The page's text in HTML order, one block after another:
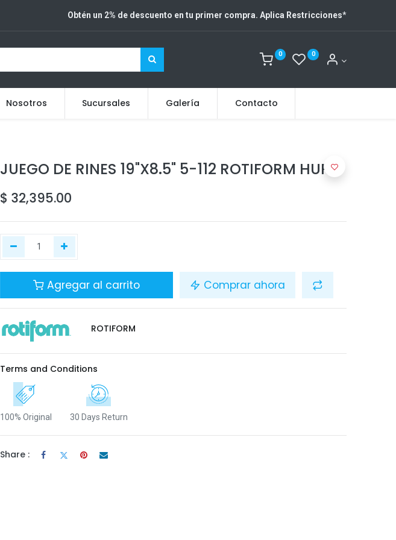
Obtén un 2% de descuento en tu primer compra. Aplica Restricciones*
0 0
Nosotros Sucursales Galería Contacto
JUEGO DE RINES 19"X8.5" 5-112 ROTIFORM HUR
$ 32,395.00
Agregar al carrito Comprar ahora
ROTIFORM
Terms and Conditions
100% Original 30 Days Return
Share :